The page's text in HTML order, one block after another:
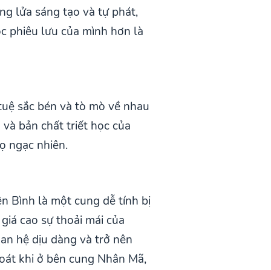
lửa sáng tạo và tự phát,
phiêu lưu của mình hơn là
sắc bén và tò mò về nhau
bản chất triết học của
ngạc nhiên.
Bình là một cung dễ tính bị
cao sự thoải mái của
hệ dịu dàng và trở nên
khi ở bên cung Nhân Mã,